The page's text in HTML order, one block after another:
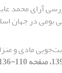
آرای محمد
بومی در جهان
مادی و